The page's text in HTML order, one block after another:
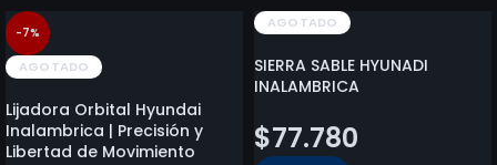
-7%
AGOTADO
Lijadora Orbital Hyundai
Inalambrica | Precisión y
Libertad de Movimiento
AGOTADO
SIERRA SABLE HYUNADI
INALAMBRICA
$77.780